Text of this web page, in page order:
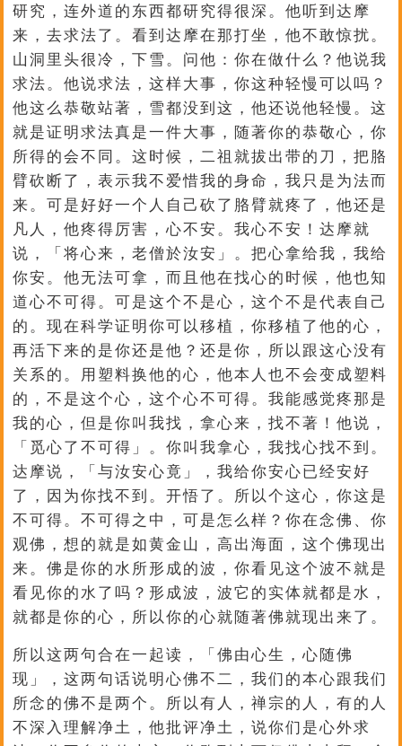
研究，连外道的东西都研究得很深。他听到达摩
来，去求法了。看到达摩在那打坐，他不敢惊扰。
山洞里头很冷，下雪。问他：你在做什么？他说我
求法。他说求法，这样大事，你这种轻慢可以吗？
他这么恭敬站著，雪都没到这，他还说他轻慢。这
就是证明求法真是一件大事，随著你的恭敬心，你
所得的会不同。这时候，二祖就拔出带的刀，把胳
臂砍断了，表示我不爱惜我的身命，我只是为法而
来。可是好好一个人自己砍了胳臂就疼了，他还是
凡人，他疼得厉害，心不安。我心不安！达摩就
说，「将心来，老僧於汝安」。把心拿给我，我给
你安。他无法可拿，而且他在找心的时候，他也知
道心不可得。可是这个不是心，这个不是代表自己
的。现在科学证明你可以移植，你移植了他的心，
再活下来的是你还是他？还是你，所以跟这心没有
关系的。用塑料换他的心，他本人也不会变成塑料
的，不是这个心，这个心不可得。我能感觉疼那是
我的心，但是你叫我找，拿心来，找不著！他说，
「觅心了不可得」。你叫我拿心，我找心找不到。
达摩说，「与汝安心竟」，我给你安心已经安好
了，因为你找不到。开悟了。所以个这心，你这是
不可得。不可得之中，可是怎么样？你在念佛、你
观佛，想的就是如黄金山，高出海面，这个佛现出
来。佛是你的水所形成的波，你看见这个波不就是
看见你的水了吗？形成波，波它的实体就都是水，
就都是你的心，所以你的心就随著佛就现出来了。
所以这两句合在一起读，「佛由心生，心随佛
现」，这两句话说明心佛不二，我们的本心跟我们
所念的佛不是两个。所以有人，禅宗的人，有的人
不深入理解净土，他批评净土，说你们是心外求